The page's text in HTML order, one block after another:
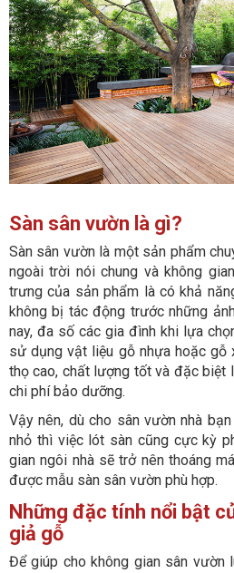
Sàn sân vườn là gì?
Sàn sân vườn là một sản phẩm
ngoài trời nói chung và không
trưng của sản phẩm là có khả
không bị tác động trước những
nay, đa số các gia đình khi lựa
sử dụng vật liệu gỗ nhựa hoặc gỗ
thọ cao, chất lượng tốt và đặc biệt
chi phí bảo dưỡng.
Vậy nên, dù cho sân vườn nhà
nhỏ thì việc lót sàn cũng cực kỳ
gian ngôi nhà sẽ trở nên thoáng
được mẫu sàn sân vườn phù hợp.
Những đặc tính nổi bật
giả gỗ
Để giúp cho không gian sân vườn